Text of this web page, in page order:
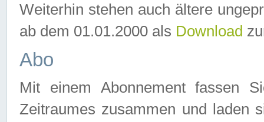
Weiterhin stehen auch ältere
ab dem 01.01.2000 als Download
Abo
Mit einem Abonnement fassen
Zeitraumes zusammen und laden